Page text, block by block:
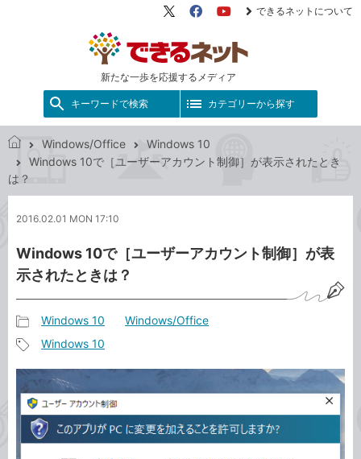
新たな一歩を応援するメディア
X（旧
FacebookYouTube
できるネットについて
キーワードで検索 カテゴリーから探す
で
き
ッ
Windows/Office
Windows 10
Windows 10で［ユーザーアカウント制御］が表示されたとき
は？
2016.02.01 MON 17:10
Windows 10で［ユーザーアカウント制御］が表
示されたときは？
事
カ
テ
ゴ
リ
Windows 10 Windows/Office
事
タ
グ
Windows 10